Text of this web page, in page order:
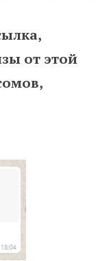
от этой